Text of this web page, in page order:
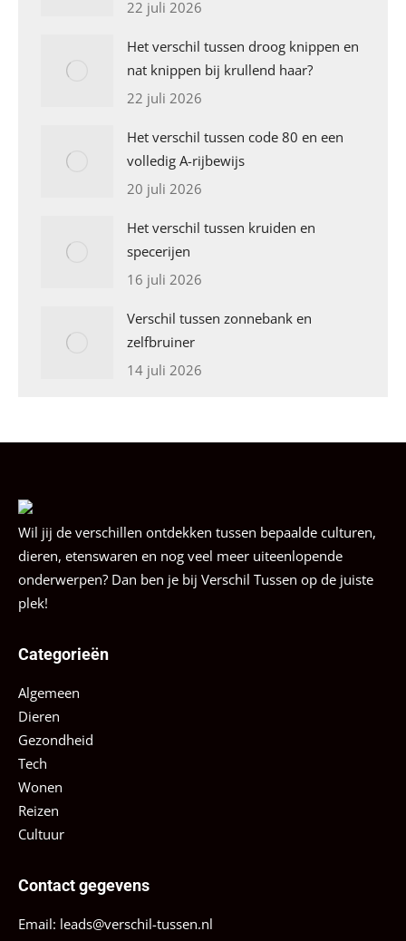
22 juli 2026
Het verschil tussen droog knippen en
nat knippen bij krullend haar?
22 juli 2026
Het verschil tussen code 80 en een
volledig A-rijbewijs
20 juli 2026
Het verschil tussen kruiden en
specerijen
16 juli 2026
Verschil tussen zonnebank en
zelfbruiner
14 juli 2026
Wil jij de verschillen ontdekken tussen bepaalde culturen,
dieren, etenswaren en nog veel meer uiteenlopende
onderwerpen? Dan ben je bij Verschil Tussen op de juiste
plek!
Categorieën
Algemeen
Dieren
Gezondheid
Tech
Wonen
Reizen
Cultuur
Contact gegevens
Email: leads@verschil-tussen.nl